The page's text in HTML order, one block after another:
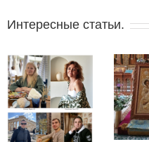
Интересные статьи.